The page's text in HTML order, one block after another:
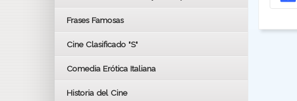
Frases Famosas
Cine Clasificado "S"
Comedia Erótica Italiana
Historia del Cine